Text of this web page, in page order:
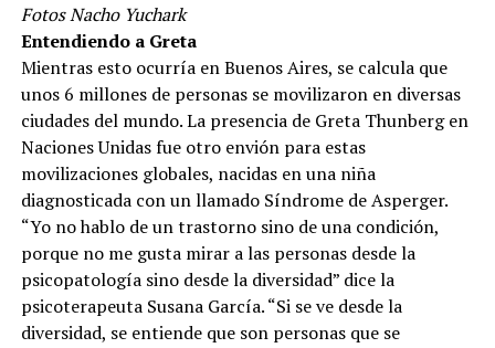
Fotos Nacho Yuchark
Entendiendo a Greta
Mientras esto ocurría en Buenos Aires, se calcula que
unos 6 millones de personas se movilizaron en diversas
ciudades del mundo. La presencia de Greta Thunberg en
Naciones Unidas fue otro envión para estas
movilizaciones globales, nacidas en una niña
diagnosticada con un llamado Síndrome de Asperger.
“Yo no hablo de un trastorno sino de una condición,
porque no me gusta mirar a las personas desde la
psicopatología sino desde la diversidad” dice la
psicoterapeuta Susana García. “Si se ve desde la
diversidad, se entiende que son personas que se